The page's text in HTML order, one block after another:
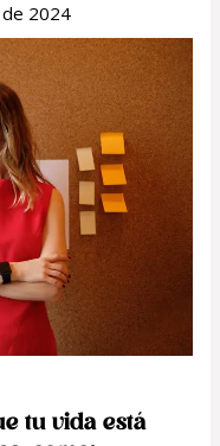
2024
tu vida está